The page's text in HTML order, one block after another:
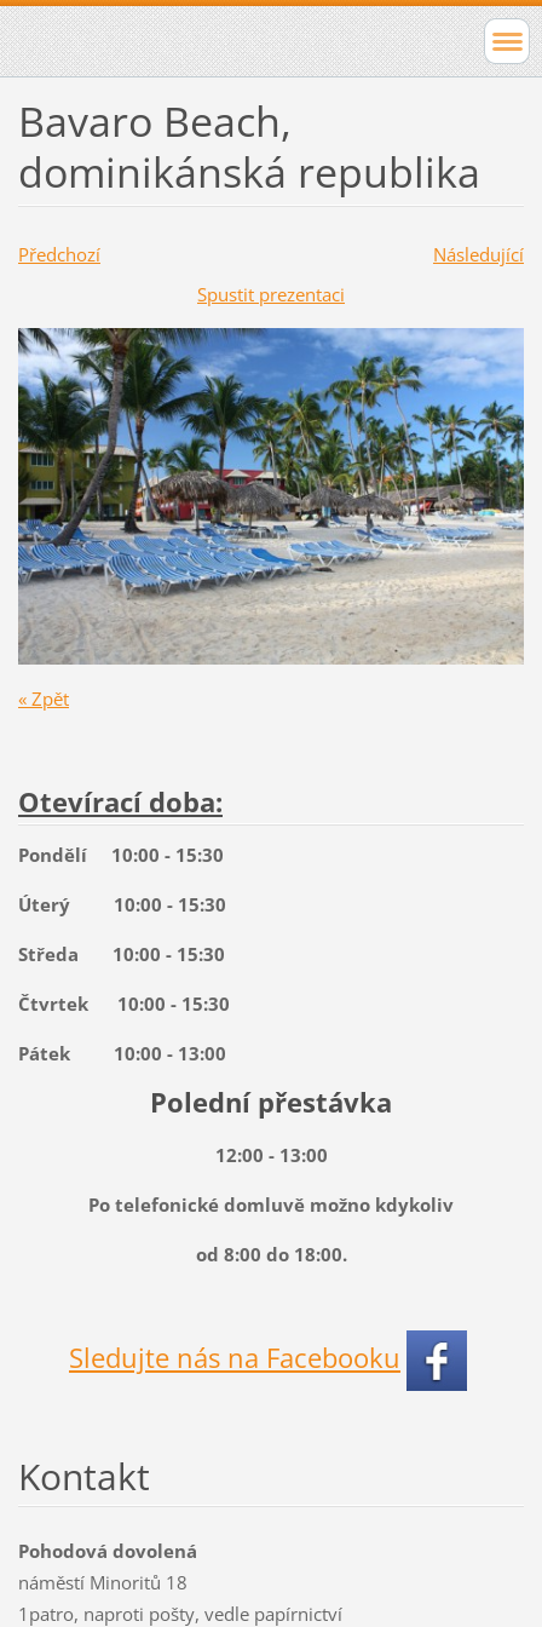
Bavaro Beach,
dominikánská republika
Předchozí
Následující
Spustit prezentaci
« Zpět
Otevírací doba:
Pondělí 10:00 - 15:30
Úterý 10:00 - 15:30
Středa 10:00 - 15:30
Čtvrtek 10:00 - 15:30
Pátek 10:00 - 13:00
Polední přestávka
12:00 - 13:00
Po telefonické domluvě možno kdykoliv
od 8:00 do 18:00.
Sledujte nás na Facebooku
Kontakt
Pohodová dovolená
náměstí Minoritů 18
1patro, naproti pošty, vedle papírnictví